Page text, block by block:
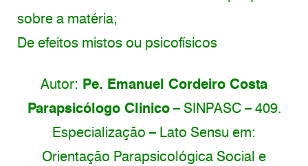
sobre a matéria;
De efeitos mistos ou psicofísicos
Autor: Pe. Emanuel Cordeiro Costa
Parapsicólogo Clinico– SINPASC – 409.
Especialização – Lato Sensu em:
Orientação Parapsicológica Social e